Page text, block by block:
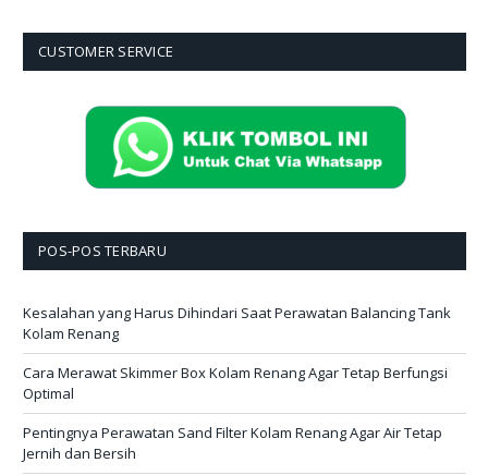
CUSTOMER SERVICE
POS-POS TERBARU
Kesalahan yang Harus Dihindari Saat Perawatan Balancing Tank
Kolam Renang
Cara Merawat Skimmer Box Kolam Renang Agar Tetap Berfungsi
Optimal
Pentingnya Perawatan Sand Filter Kolam Renang Agar Air Tetap
Jernih dan Bersih